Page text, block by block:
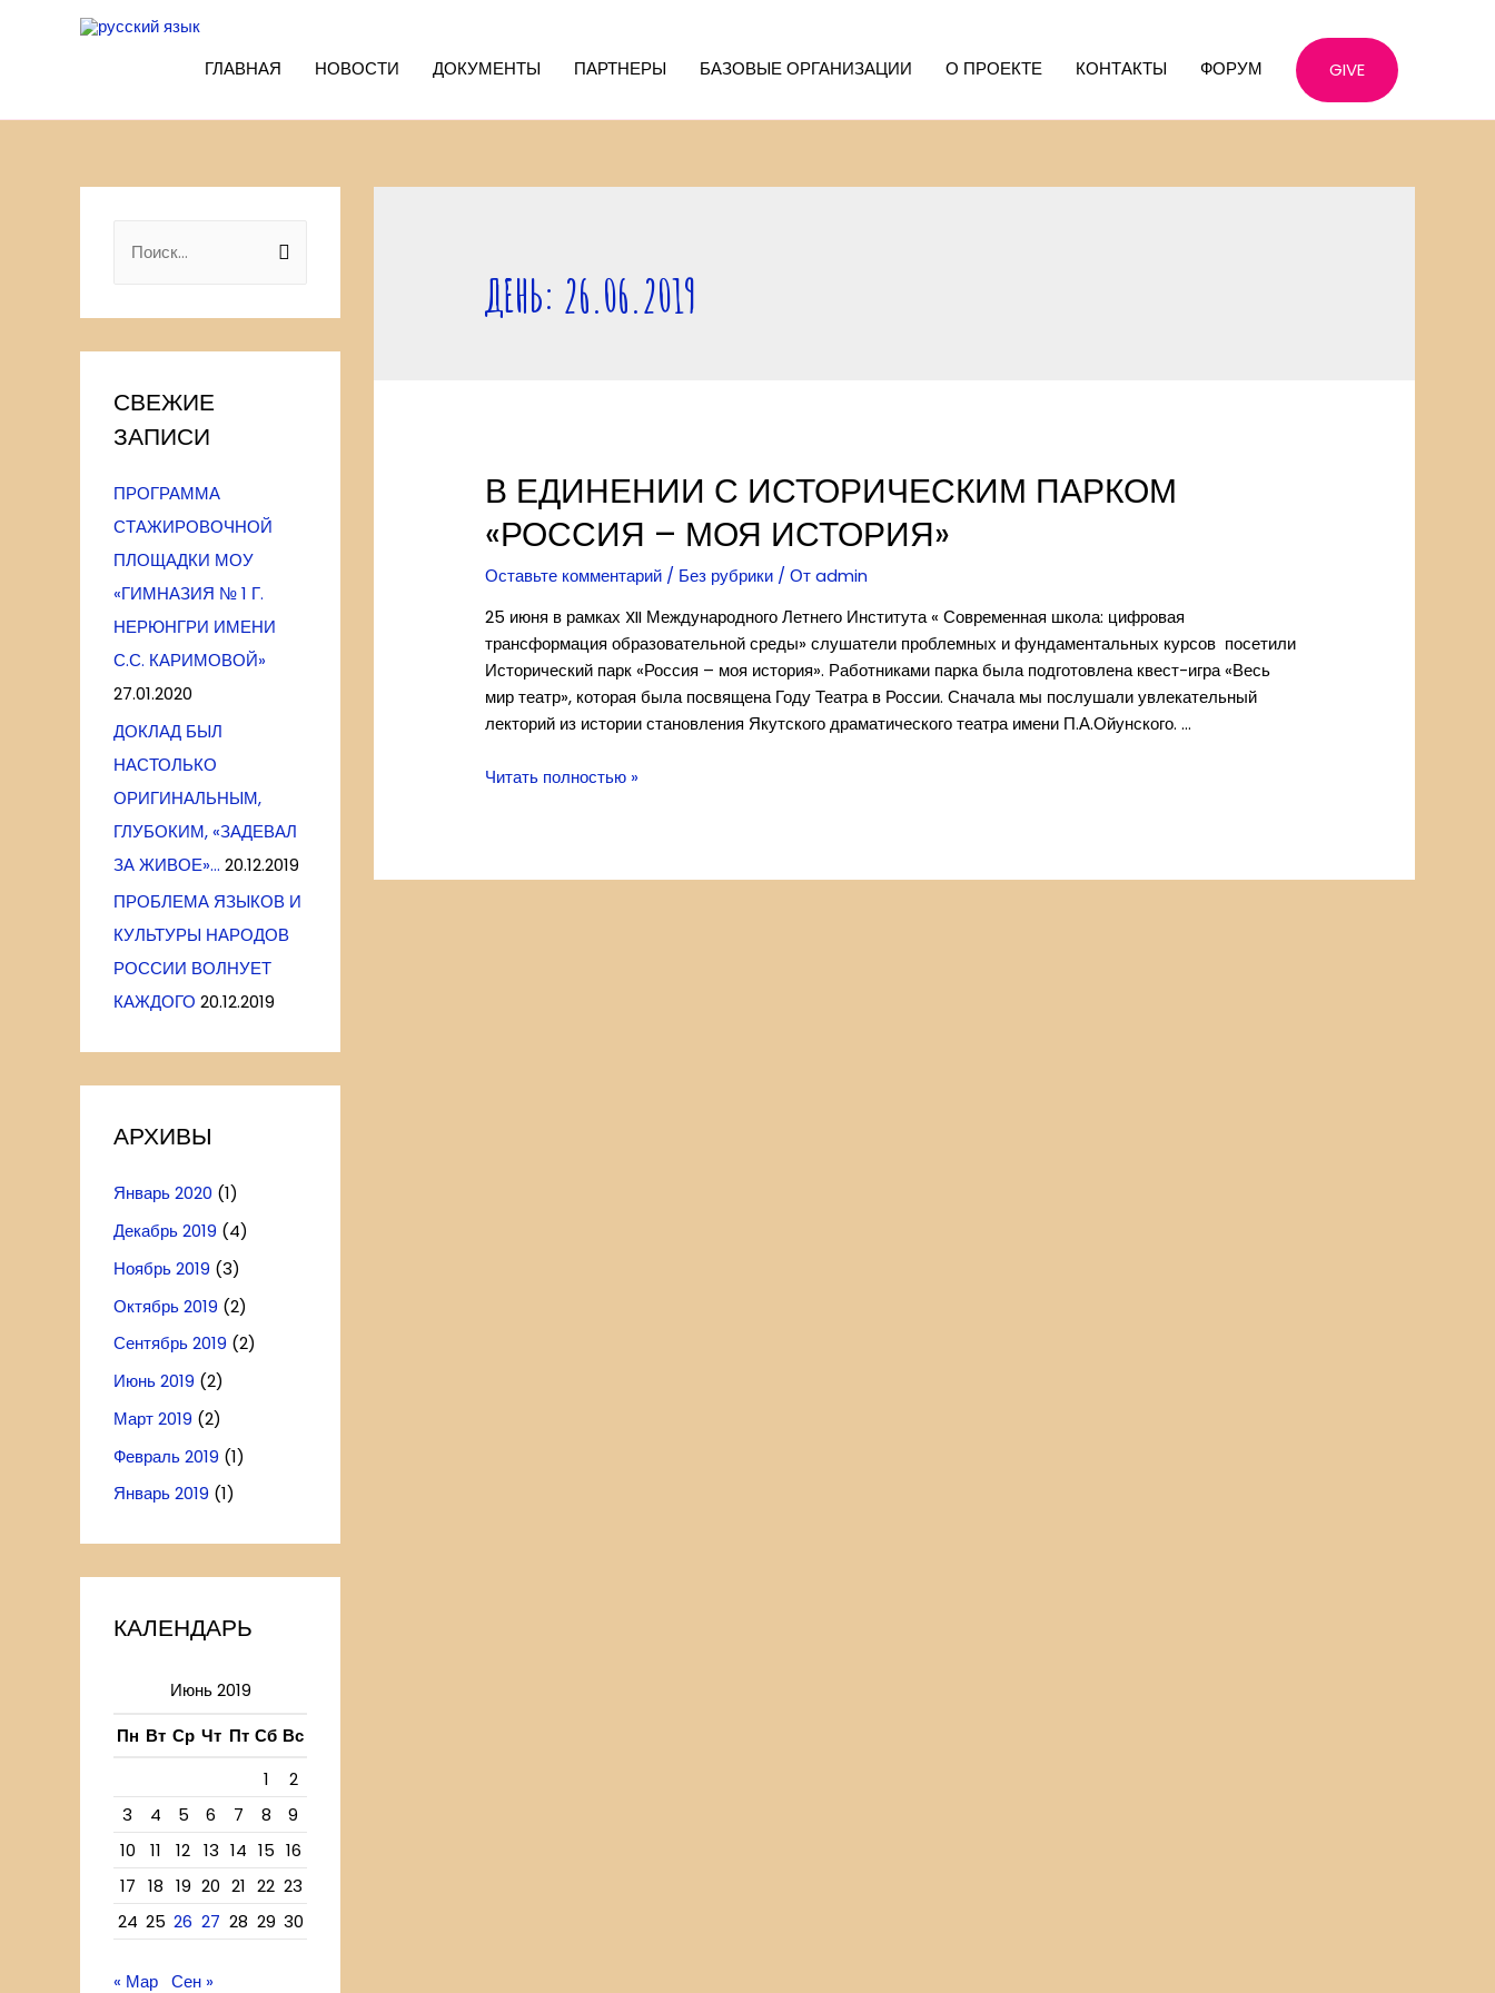
ГЛАВНАЯ НОВОСТИ ДОКУМЕНТЫ ПАРТНЕРЫ БАЗОВЫЕ ОРГАНИЗАЦИИ О ПРОЕКТЕ КОНТАКТЫ ФОРУМ GIVE
:СВЕЖИЕ
ЗАПИСИ
ПРОГРАММА
СТАЖИРОВОЧНОЙ
ПЛОЩАДКИ МОУ
«ГИМНАЗИЯ № 1 Г.
НЕРЮНГРИ ИМЕНИ
С.С. КАРИМОВОЙ»
27.01.2020
ДОКЛАД БЫЛ
НАСТОЛЬКО
ОРИГИНАЛЬНЫМ,
ГЛУБОКИМ, «ЗАДЕВАЛ
ЗА ЖИВОЕ»… 20.12.2019
ПРОБЛЕМА ЯЗЫКОВ И
КУЛЬТУРЫ НАРОДОВ
РОССИИ ВОЛНУЕТ
КАЖДОГО 20.12.2019
АРХИВЫ
Январь 2020 (1)
Декабрь 2019 (4)
Ноябрь 2019 (3)
Октябрь 2019 (2)
Сентябрь 2019 (2)
Июнь 2019 (2)
Март 2019 (2)
Февраль 2019 (1)
Январь 2019 (1)
КАЛЕНДАРЬ
Июнь 2019
Пн Вт Ср Чт Пт Сб Вс
1
2
3
4 5 6 7 8
9
10
11 12 13 14 15 16
17 18 19 20 21 22 23
24 25 26 27 28 29 30
« Мар Сен »
ДЕНЬ: 26.06.2019
В ЕДИНЕНИИ С ИСТОРИЧЕСКИМ ПАРКОМ
«РОССИЯ – МОЯ ИСТОРИЯ»
Оставьте комментарий / Без рубрики / Отadmin
25 июня в рамках XII Международного Летнего Института « Современная школа: цифровая
трансформация образовательной среды» слушатели проблемных и фундаментальных курсов посетили
Исторический парк «Россия – моя история». Работниками парка была подготовлена квест-игра «Весь
мир театр», которая была посвящена Году Театра в России. Сначала мы послушали увлекательный
лекторий из истории становления Якутского драматического театра имени П.А.Ойунского. …
В
парком
Читать полностью »